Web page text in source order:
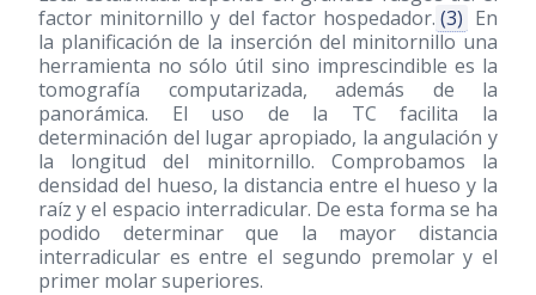
factor minitornillo y del factor hospedador. (3) En
la planificación de la inserción del minitornillo una
herramienta no sólo útil sino imprescindible es la
tomografía computarizada, además de la
panorámica. El uso de la TC facilita la
determinación del lugar apropiado, la angulación y
la longitud del minitornillo. Comprobamos la
densidad del hueso, la distancia entre el hueso y la
raíz y el espacio interradicular. De esta forma se ha
podido determinar que la mayor distancia
interradicular es entre el segundo premolar y el
primer molar superiores.